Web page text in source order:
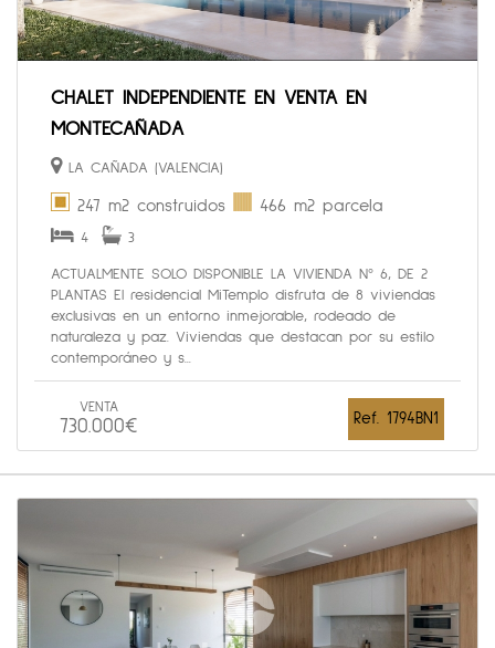
CHALET INDEPENDIENTE EN VENTA EN
MONTECAÑADA
LA CAÑADA (VALENCIA)
247 m2 construidos 466 m2 parcela
4 3
ACTUALMENTE SOLO DISPONIBLE LA VIVIENDA Nº 6, DE 2
PLANTAS El residencial MiTemplo disfruta de 8 viviendas
exclusivas en un entorno inmejorable, rodeado de
naturaleza y paz. Viviendas que destacan por su estilo
contemporáneo y s...
VENTA
730.000€ Ref. 1794BN1